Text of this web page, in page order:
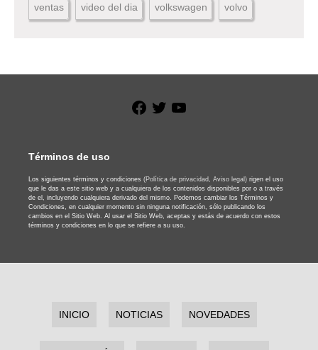
ventas video del dia volkswagen volvo
Facebook
Twitter
Términos de uso
Los siguientes términos y condiciones (Política de privacidad, Aviso legal) rigen el uso
que le das a este sitio web y a cualquiera de los contenidos disponibles por o a través
de el, incluyendo cualquiera derivado del mismo. Podemos cambiar los Términos y
Condiciones, en cualquier momento sin ninguna notificación, sólo publicando los
cambios en el Sitio Web. Al usar el Sitio Web, aceptas y estás de acuerdo con estos
términos y condiciones en lo que se refiere a su uso.
INICIO NOTICIAS NOVEDADES